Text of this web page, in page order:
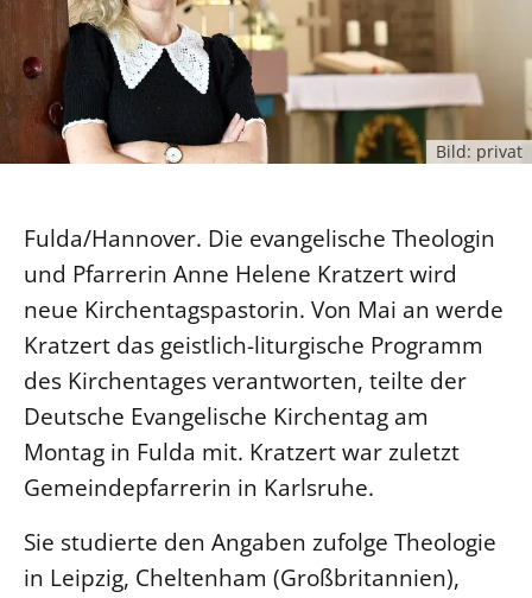
Bild: privat
Fulda/Hannover. Die evangelische Theologin
und Pfarrerin Anne Helene Kratzert wird
neue Kirchentagspastorin. Von Mai an werde
Kratzert das geistlich-liturgische Programm
des Kirchentages verantworten, teilte der
Deutsche Evangelische Kirchentag am
Montag in Fulda mit. Kratzert war zuletzt
Gemeindepfarrerin in Karlsruhe.
Sie studierte den Angaben zufolge Theologie
in Leipzig, Cheltenham (Großbritannien),
Kirche und Finanzen
Personalausschuss
LANDESKIRCHENAMT
Abteilungen des Landeskirchenamts
Rechnungsprüfungsamt
Fachstelle Sexualisierte Gewalt
Beschwerdestellen
Kirchenämter
Gleichstellung
Datenschutz
LANDESSYNODE
Evangelische Kirche
Lutherische Kirche
Glaubensbekenntnis
Positionen
Gegen Gewalt
KLIMASCHUTZ
Nachhaltigkeit
Erneuerbare Energien
Naturschutz
Gebäude
Impressum
Datenschutz
Kontakt
Barrierefreiheit
Service für Gemeinden
Suche